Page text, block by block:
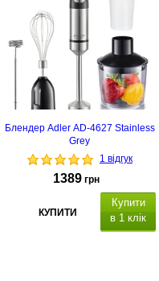
Блендер Adler AD-4627 Stainless
Grey
1 відгук
1389 грн
КУПИТИ
Купити
в 1 клік